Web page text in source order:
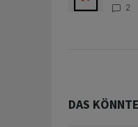
2
DAS